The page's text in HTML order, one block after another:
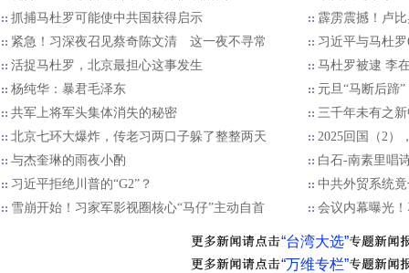
抓捕马杜罗可能使中共国获得启示
霹雳震撼！卢
紧急！习深夜召见蔡奇陈文清 这一夜不寻常
习近平与马杜
活捉马杜罗，北京最担心这事发生
马杜罗被逮 李
杨纯华：暴君毛泽东
元旦“马断后蹄
共军上将军头集体消失的秘密
三千年未有之
北京七环大爆炸，传老习两口子躲了整整两天
2025回国（2）
与杰奎琳的雨夜小酌
白石-南素里唱
习近平拒绝川普的“G2”？
中共外贸系统
雪崩开始！习家军影视圈核心“马仔”主动自首
会议内幕曝光
“台湾大选”
“万维专栏”